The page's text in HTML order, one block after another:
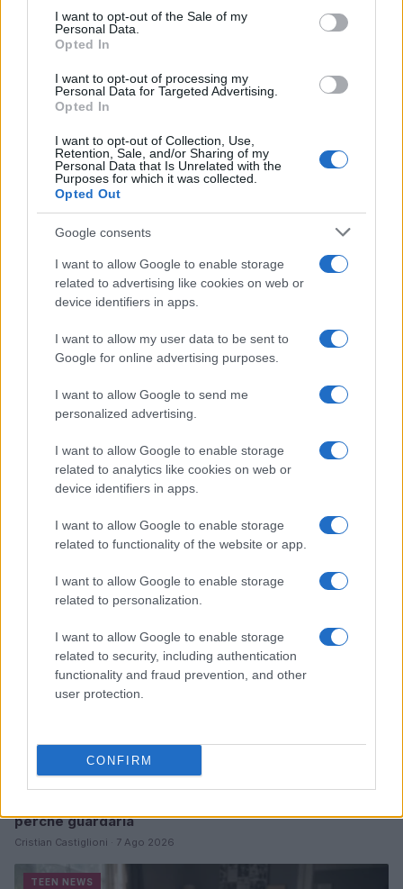
consent section.
I want to opt-out of the Sale of my
Personal Data.
Opted In
I want to opt-out of processing my
Personal Data for Targeted Advertising.
Opted In
I want to opt-out of Collection, Use,
Retention, Sale, and/or Sharing of my
Personal Data that Is Unrelated with the
Purposes for which it was collected.
Opted Out
Google consents
I want to allow Google to enable storage
related to advertising like cookies on web or
device identifiers in apps.
I want to allow my user data to be sent to
Google for online advertising purposes.
I want to allow Google to send me
personalized advertising.
I want to allow Google to enable storage
related to analytics like cookies on web or
device identifiers in apps.
I want to allow Google to enable storage
related to functionality of the website or app.
I want to allow Google to enable storage
related to personalization.
I want to allow Google to enable storage
related to security, including authentication
functionality and fraud prevention, and other
user protection.
CONFIRM
AUTORE
Staff
perché guardarla
Cristian Castiglioni · 7 Ago 2026
TEEN NEWS